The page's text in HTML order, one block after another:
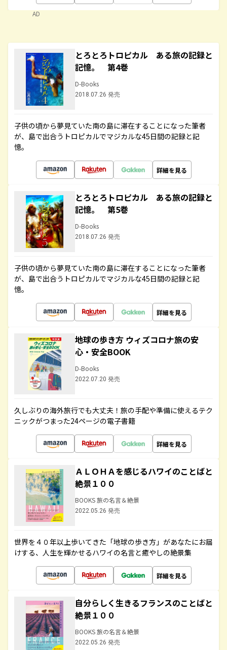
AD
とろとろトロピカル ある旅の記録と
記憶。 第4巻
D-Books
2018.07.26 発売
子供の頃から夢見ていた南の島に滞在することになった筆者
が、島で出合うトロピカルでマジカルな45日間の記録と記
憶。
詳細を見る
とろとろトロピカル ある旅の記録と
記憶。 第5巻
D-Books
2018.07.26 発売
子供の頃から夢見ていた南の島に滞在することになった筆者
が、島で出合うトロピカルでマジカルな45日間の記録と記
憶。
詳細を見る
地球の歩き方 ウィズコロナ旅の安
心・安全BOOK
D-Books
2022.07.20 発売
久しぶりの海外旅行でも大丈夫！旅の手配や準備に使えるテク
ニックがつまった24ページの電子書籍
詳細を見る
ＡＬＯＨＡを感じるハワイのことばと
絶景１００
BOOKS 旅の名言＆絶景
2022.05.26 発売
世界を４０年以上歩いてきた「地球の歩き方」があなたにお届
けする、人生を輝かせるハワイの名言と癒やしの絶景集
詳細を見る
自分らしく生きるフランスのことばと
絶景１００
BOOKS 旅の名言＆絶景
2022.05.26 発売